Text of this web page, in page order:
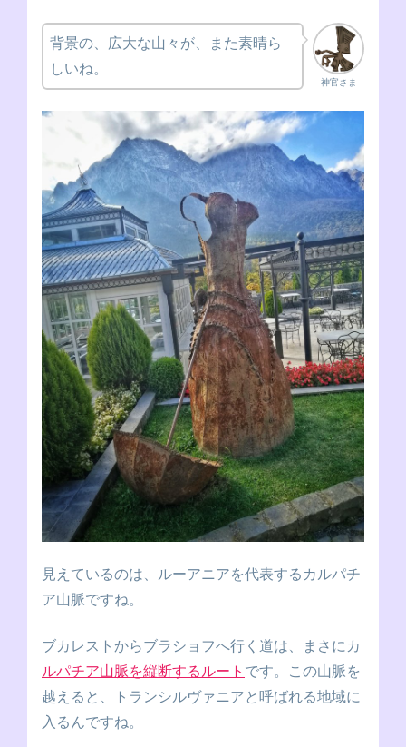
神官さま
背景の、広大な山々が、また素晴ら
しいね。
見えているのは、ルーアニアを代表するカルパチ
ア山脈ですね。
ブカレストからブラショフへ行く道は、まさにカ
ルパチア山脈を縦断するルート です。この山脈を
越えると、トランシルヴァニアと呼ばれる地域に
入るんですね。